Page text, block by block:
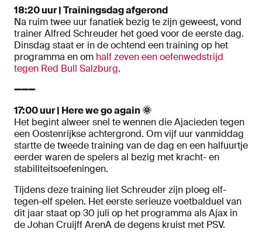
18:20 uur | Trainingsdag afgerond
Na ruim twee uur fanatiek bezig te zijn geweest, vond
trainer Alfred Schreuder het goed voor de eerste dag.
Dinsdag staat er in de ochtend een training op het
programma en om half zeven een oefenwedstrijd
tegen Red Bull Salzburg.
➖➖➖
17:00 uur | Here we go again 🌞
Het begint alweer snel te wennen die Ajacieden tegen
een Oostenrijkse achtergrond. Om vijf uur vanmiddag
startte de tweede training van de dag en een halfuurtje
eerder waren de spelers al bezig met kracht- en
stabiliteitsoefeningen.
Tijdens deze training liet Schreuder zijn ploeg elf-
tegen-elf spelen. Het eerste serieuze voetbalduel van
dit jaar staat op 30 juli op het programma als Ajax in
de Johan Cruijff ArenA de degens kruist met PSV.